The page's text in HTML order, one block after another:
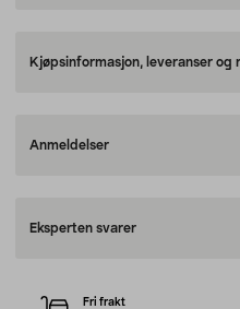
Kjøpsinformasjon, leveranser og
Anmeldelser
Eksperten svarer
Fri frakt